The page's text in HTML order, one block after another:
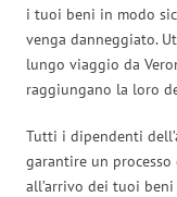
i tuoi beni in modo
venga danneggiato.
lungo viaggio da
raggiungano la loro
Tutti i dipendenti
garantire un
all’arrivo dei tuoi